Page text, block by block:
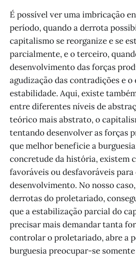
É possível ver uma imbricação
período, quando a derrota
capitalismo se reorganize e se
parcialmente, e o terceiro,
desenvolvimento das forças
agudização das contradições e
estabilidade. Aqui, existe
entre diferentes níveis de
teórico mais abstrato, o
tentando desenvolver as forças
que melhor beneficie a
concretude da história, existem
favoráveis ou desfavoráveis para
desenvolvimento. No nosso
derrotas do proletariado,
que a estabilização parcial do
precisar mais demandar tanta
controlar o proletariado, abre a
burguesia preocupar-se